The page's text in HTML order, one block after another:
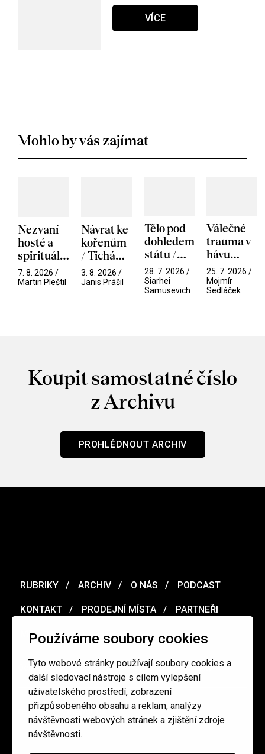
Používáme soubory cookies
Tyto webové stránky používají soubory cookies a
další sledovací nástroje s cílem vylepšení
uživatelského prostředí, zobrazení
přizpůsobeného obsahu a reklam, analýzy
návštěvnosti webových stránek a zjištění zdroje
návštěvnosti.
VÍCE
Mohlo by vás zajímat
Nezvaní
hosté a
spirituální
narušitelé
z vesmíru
7. 8. 2026 /
Martin Pleštil
Návrat ke
kořenům
/ Tichá
přítelkyně
3. 8. 2026 /
Janis Prášil
Tělo pod
dohledem
státu /
Pramen
28. 7. 2026 /
Siarhei
Samusevich
Válečné
trauma v
hávu
spektáklu
/ Odyssea
25. 7. 2026 /
Mojmír
Sedláček
Koupit samostatné číslo
z Archivu
PROHLÉDNOUT ARCHIV
RUBRIKY ARCHIV O NÁS PODCAST
KONTAKT PRODEJNÍ MÍSTA PARTNEŘI
MERCH VOUCHER
Ochrana osobních údajů / Obchodní podmínky
redakce@cinepur.cz